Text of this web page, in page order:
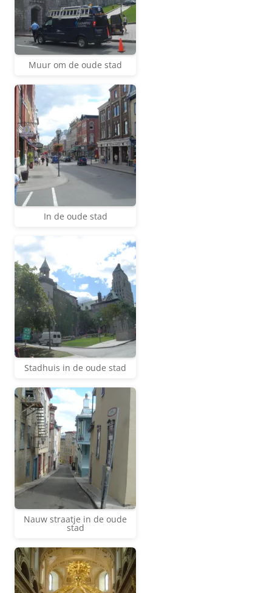
Muur om de oude stad
In de oude stad
Stadhuis in de oude stad
Nauw straatje in de oude
stad